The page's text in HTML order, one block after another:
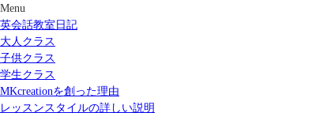
Menu
英会話教室日記
大人クラス
子供クラス
学生クラス
MKcreationを創った理由
レッスンスタイルの詳しい説明